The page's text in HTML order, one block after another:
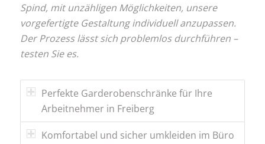
Spind, mit unzähligen Möglichkeiten, unsere
vorgefertigte Gestaltung individuell anzupassen.
Der Prozess lässt sich problemlos durchführen –
testen Sie es.
Perfekte Garderobenschränke für Ihre
Arbeitnehmer in Freiberg
Komfortabel und sicher umkleiden im Büro